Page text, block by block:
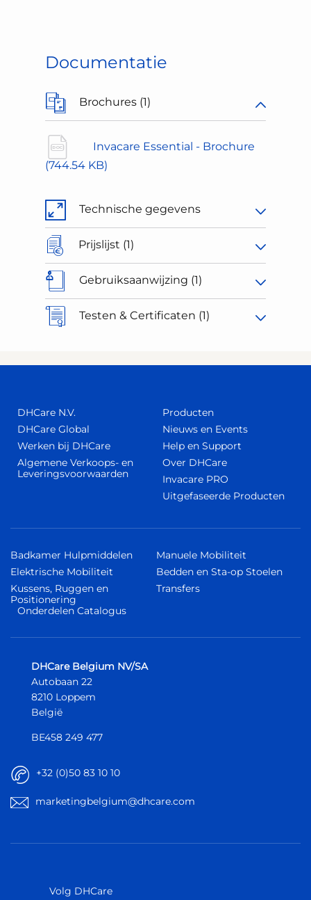
Documentatie
Brochures (1)
Invacare Essential - Brochure
(744.54 KB)
Technische gegevens
Prijslijst (1)
Gebruiksaanwijzing (1)
Testen & Certificaten (1)
DHCare N.V.
DHCare Global
Werken bij DHCare
Algemene Verkoops- en
Leveringsvoorwaarden
Producten
Nieuws en Events
Help en Support
Over DHCare
Invacare PRO
Uitgefaseerde Producten
Badkamer Hulpmiddelen
Elektrische Mobiliteit
Kussens, Ruggen en
Positionering
Manuele Mobiliteit
Bedden en Sta-op Stoelen
Transfers
Onderdelen Catalogus
DHCare Belgium NV/SA
Autobaan 22
8210 Loppem
België
BE458 249 477
+32 (0)50 83 10 10
marketingbelgium@dhcare.com
Volg DHCare